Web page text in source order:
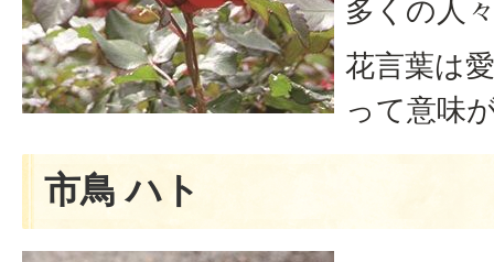
多くの人
花言葉は
って意味
市鳥 ハト